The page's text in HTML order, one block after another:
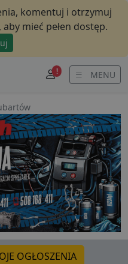
komentuj i otrzymuj
mieć pełen dostęp.
! MENU
OGŁOSZENIA